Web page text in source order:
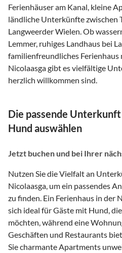
Ferienhäuser am Kanal, kleine
ländliche Unterkünfte zwischen
Langweerder Wielen. Ob
Lemmer, ruhiges Landhaus bei
familienfreundliches Ferienhaus
Nicolaasga gibt es vielfältige
herzlich willkommen sind.
Die passende
Hund auswählen
Jetzt buchen und bei Ihrer
Nutzen Sie die Vielfalt an
Nicolaasga, um ein passendes
zu finden. Ein Ferienhaus in der
sich ideal für Gäste mit Hund,
möchten, während eine
Geschäften und Restaurants
Sie charmante Apartments